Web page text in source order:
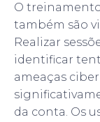
O
também são
Realizar
identificar
ameaças
da conta. Os